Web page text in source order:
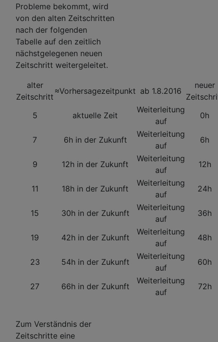
Probleme bekommt, wird
von den alten Zeitschritten
nach der folgenden
Tabelle auf den zeitlich
nächstgelegenen neuen
Zeitschritt weitergeleitet.
alter
Zeitschritt
≈Vorhersagezeitpunkt ab 1.8.2016
neuer
5
aktuelle Zeit
Weiterleitung
auf
0h
7 6h in der Zukunft
Weiterleitung
auf
6h
9 12h in der Zukunft
Weiterleitung
auf
12h
11 18h in der Zukunft
Weiterleitung
auf
24h
15 30h in der Zukunft
Weiterleitung
auf
36h
19 42h in der Zukunft
Weiterleitung
auf
48h
23 54h in der Zukunft
Weiterleitung
auf
60h
27 66h in der Zukunft
Weiterleitung
auf
72h
Zum Verständnis der
Zeitschritte eine